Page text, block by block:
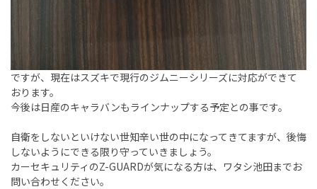
ですが、現在はスズキで現行のジムニーシリーズに対応ができて
おります。
今後は日産のキャラバンもラインナップする予定との事です。
自衛をしないといけない世知辛い世の中になってきてますが、後悔
しないようにできる限り守っていきましょう。
カーセキュリティのZ-GUARDが気になる方は、ワタシ池田までお
問い合わせください。